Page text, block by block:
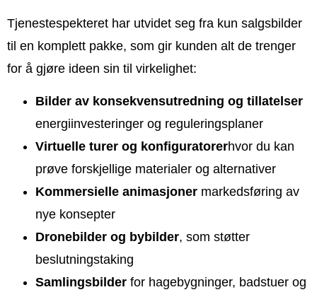
Tjenestespekteret har utvidet seg fra kun salgsbilder
til en komplett pakke, som gir kunden alt de trenger
for å gjøre ideen sin til virkelighet:
Bilder av konsekvensutredning og tillatelser
energiinvesteringer og reguleringsplaner
Virtuelle turer og konfiguratorerhvor du kan
prøve forskjellige materialer og alternativer
Kommersielle animasjoner markedsføring av
nye konsepter
Dronebilder og bybilder, som støtter
beslutningstaking
Samlingsbilder for hagebygninger, badstuer og